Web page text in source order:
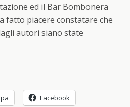
ed il Bar Bombonera
fatto piacere constatare che
autori siano state
Facebook